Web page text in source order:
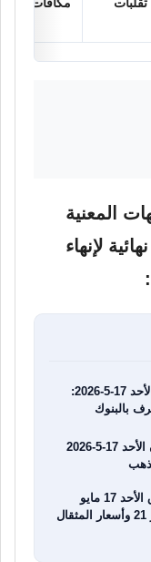
المعنية
لإنهاء
سعر الدولار اليوم في مصر الأحد 17-5-2026:
بالبنوك
سعر الذهب اليوم في الأردن الأحد 17-5-2026
سعر الذهب اليوم في العراق الأحد 17 مايو
2026: تراجع طفيف في عيار 21 وأسعار المثقال